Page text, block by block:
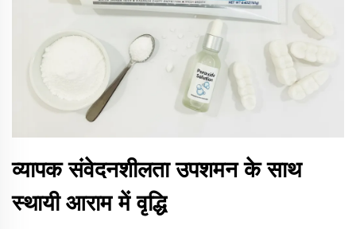
व्यापक संवेदनशीलता उपशमन के साथ
स्थायी आराम में वृद्धि